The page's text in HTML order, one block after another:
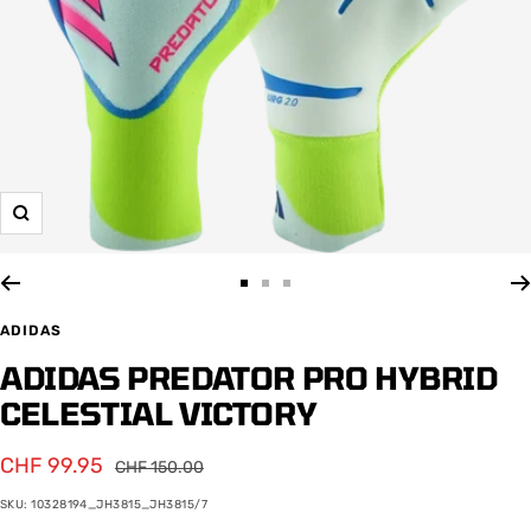
Zoom
gehen
gehengehen
ADIDAS
ADIDAS PREDATOR PRO HYBRID
CELESTIAL VICTORY
Angebotspreis
CHF 99.95
Regulärer
CHF 150.00
SKU:10328194_JH3815_JH3815/7